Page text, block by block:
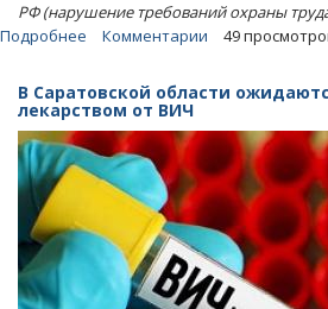
РФ (нарушение требований охраны
Подробнее
Сотрудники
МУП
«Петровское
ЖКХ»
погибли
за
отсутствия
средств
защиты
Комментарии 49
В Саратовской области
лекарством от ВИЧ